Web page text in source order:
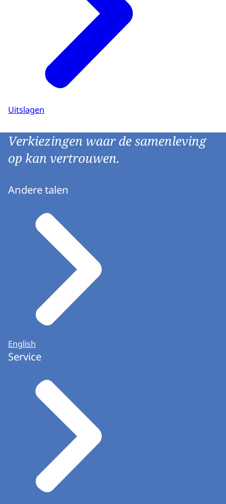
Uitslagen
Verkiezingen waar de samenleving
op kan vertrouwen.
Andere talen
English
Service